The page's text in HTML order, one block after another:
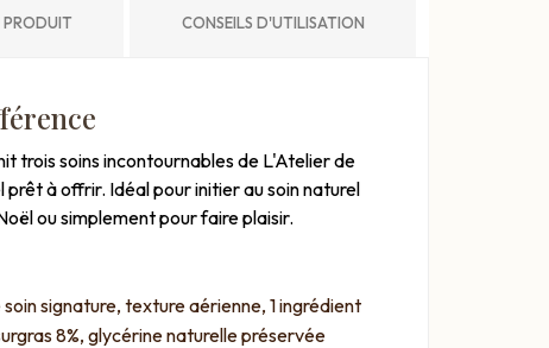
PRODUIT CONSEILS D'UTILISATION
trois soins incontournables de L'Atelier de
à offrir. Idéal pour initier au soin naturel
ou simplement pour faire plaisir.
signature, texture aérienne, 1 ingrédient
8%, glycérine naturelle préservée